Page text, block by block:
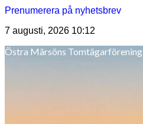
Prenumerera på nyhetsbrev
7 augusti, 2026 10:12
Östra Märsöns Tomtägarförening